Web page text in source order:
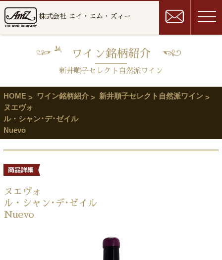
株式会社 エイ・エム・ズィー
ワイン銘柄紹介
新井順子セレクト自然派ワイン
HOME ワイン銘柄紹介
新井順子セレクト自然派ワイン
ヌエヴォ
ル・シャン･デ･ゼイル
Nuevo
ヌエヴォ
ル・シャン･デ･ゼイル
Nuevo